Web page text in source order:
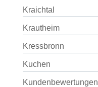
Kraichtal
Krautheim
Kressbronn
Kuchen
Kundenbewertungen